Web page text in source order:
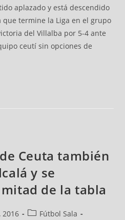
aplazado y está descendido
termine la Liga en el grupo
del Villalba por 5-4 ante
ceutí sin opciones de
Ceuta también
y se
de la tabla
2016
Fútbol Sala